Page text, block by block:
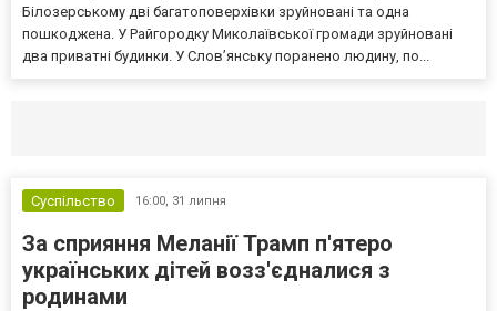
Білозерському дві багатоповерхівки зруйновані та одна
пошкоджена. У Райгородку Миколаївської громади зруйновані
два приватні будинки. У Слов’янську поранено людину, по...
Суспільство 16:00, 31 липня
За сприяння Меланії Трамп п'ятеро
українських дітей возз'єдналися з
родинами